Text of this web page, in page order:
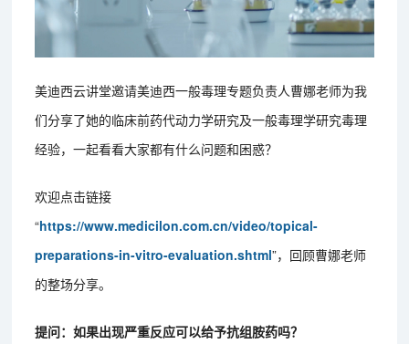
美迪西云讲堂邀请美迪西一般毒理专题负责人曹娜老师为我
们分享了她的临床前药代动力学研究及一般毒理学研究毒理
经验，一起看看大家都有什么问题和困惑？
欢迎点击链接
“https://www.medicilon.com.cn/video/topical-
preparations-in-vitro-evaluation.shtml”，回顾曹娜老师
的整场分享。
提问：如果出现严重反应可以给予抗组胺药吗？